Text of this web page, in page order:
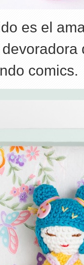
es el
comics.